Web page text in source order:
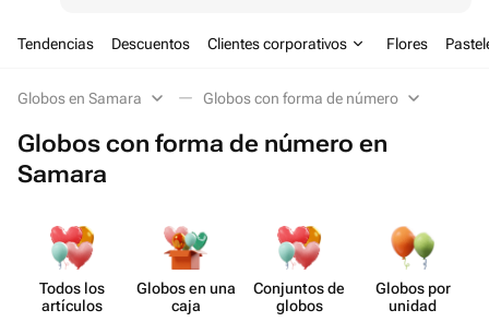
Tendencias Descuentos Clientes corporativos Flores
Globos en Samara Globos con forma de número
Globos con forma de número en
Samara
Todos los
artículos
Globos en una
caja
Conjuntos de
globos
Globos por
unidad